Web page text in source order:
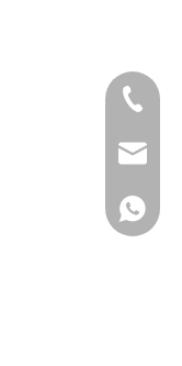
+86-
+86-